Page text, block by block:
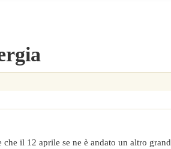
il 12 aprile se ne è andato un altro